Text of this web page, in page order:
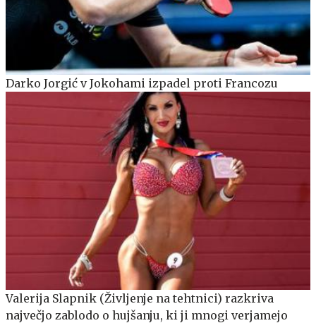
Darko Jorgić v Jokohami izpadel proti Francozu
Valerija Slapnik (Življenje na tehtnici) razkriva
največjo zablodo o hujšanju, ki ji mnogi verjamejo